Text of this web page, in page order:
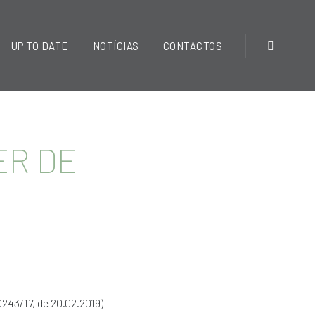
UP TO DATE NOTÍCIAS CONTACTOS
DE
17, de 20.02.2019)